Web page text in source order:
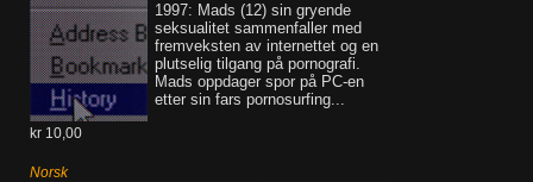
1997: Mads (12) sin gryende
seksualitet sammenfaller med
fremveksten av internettet og en
plutselig tilgang på pornografi.
Mads oppdager spor på PC-en
etter sin fars pornosurfing...
kr 10,00
Norsk